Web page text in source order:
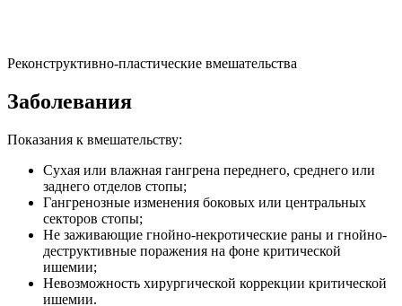
Реконструктивно-пластические вмешательства
Заболевания
Показания к вмешательству:
Сухая или влажная гангрена переднего, среднего или
заднего отделов стопы;
Гангренозные изменения боковых или центральных
секторов стопы;
Не заживающие гнойно-некротические раны и гнойно-
деструктивные поражения на фоне критической
ишемии;
Невозможность хирургической коррекции критической
ишемии.